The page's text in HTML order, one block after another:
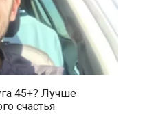
45+? Лучше
счастья